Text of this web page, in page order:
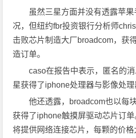
虽然三星方面并没有透露苹
况，但纽约fbr投资银行分析师
击败芯片制造大厂broadcom，获
造订单。
caso在报告中表示，匿名的
星获得了iphone处理器与影像处理
他还透露，broadcom也以每
获得了iphone触摸屏驱动芯片订单
将提供网络连接芯片，每颗的价